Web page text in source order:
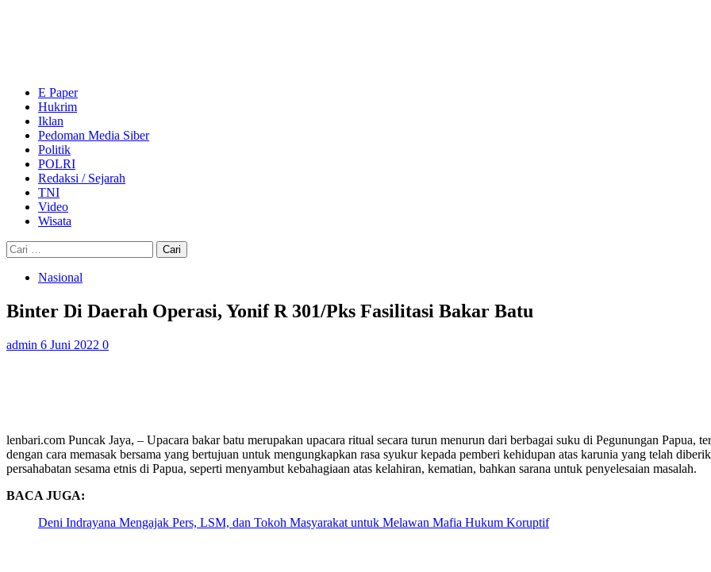
E Paper
Hukrim
Iklan
Pedoman Media Siber
Politik
POLRI
Redaksi / Sejarah
TNI
Video
Wisata
Cari
untuk:
Nasional
Binter Di Daerah Operasi, Yonif R 301/Pks Fasilitasi Bakar Batu
admin 6 Juni 2022 0
lenbari.com Puncak Jaya, – Upacara bakar batu merupakan upacara ritual secara turun menurun dari berbagai suku di Pegunungan
dengan cara memasak bersama yang bertujuan untuk mengungkapkan rasa syukur kepada pemberi kehidupan atas karunia yang telah
persahabatan sesama etnis di Papua, seperti menyambut kebahagiaan atas kelahiran, kematian, bahkan sarana untuk penyelesaian masalah.
BACA JUGA:
Deni Indrayana Mengajak Pers, LSM, dan Tokoh Masyarakat untuk Melawan Mafia Hukum Koruptif